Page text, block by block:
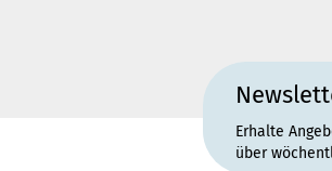
Erhalte
über